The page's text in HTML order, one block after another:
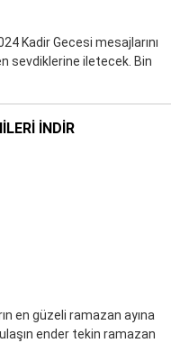
Kadir Gecesi mesajlarını
sevdiklerine iletecek. Bin
İNDIR
en güzeli ramazan ayına
ender tekin ramazan